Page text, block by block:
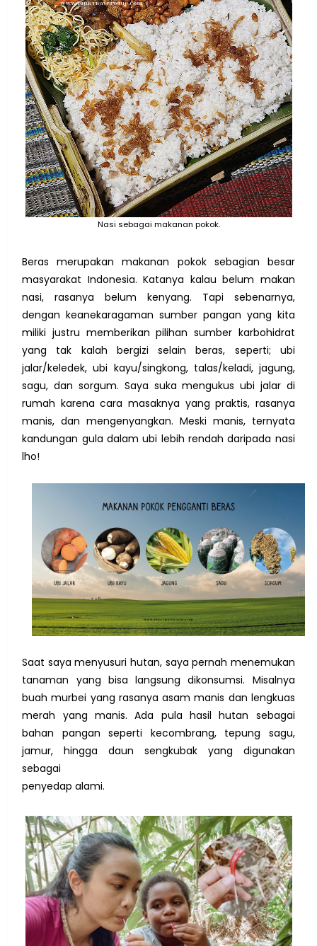
Nasi sebagai makanan pokok.
Beras merupakan makanan pokok sebagian besar
masyarakat Indonesia. Katanya kalau belum makan
nasi, rasanya belum kenyang. Tapi sebenarnya,
dengan keanekaragaman sumber pangan yang kita
miliki justru memberikan pilihan sumber karbohidrat
yang tak kalah bergizi selain beras, seperti; ubi
jalar/keledek, ubi kayu/singkong, talas/keladi, jagung,
sagu, dan sorgum. Saya suka mengukus ubi jalar di
rumah karena cara masaknya yang praktis, rasanya
manis, dan mengenyangkan. Meski manis, ternyata
kandungan gula dalam ubi lebih rendah daripada nasi
lho!
Saat saya menyusuri hutan, saya pernah menemukan
tanaman yang bisa langsung dikonsumsi. Misalnya
buah murbei yang rasanya asam manis dan lengkuas
merah yang manis. Ada pula hasil hutan sebagai
bahan pangan seperti kecombrang, tepung sagu,
jamur, hingga daun sengkubak yang digunakan
sebagai
penyedap alami.